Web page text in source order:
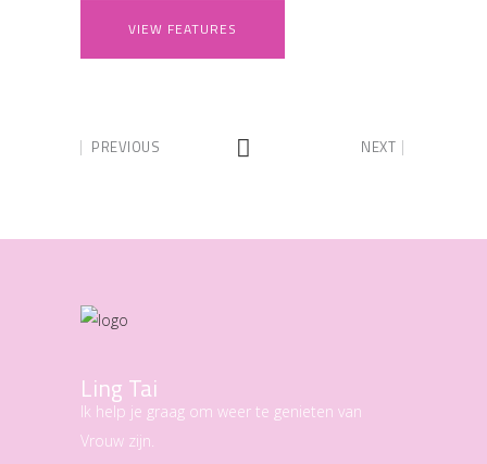
VIEW FEATURES
PREVIOUS NEXT
Ling Tai
Ik help je graag om weer te genieten van
Vrouw zijn.